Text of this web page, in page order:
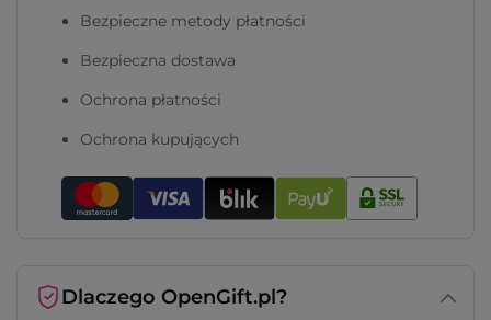
Bezpieczne metody płatności
Bezpieczna dostawa
Ochrona płatności
Ochrona kupujących
Dlaczego OpenGift.pl?